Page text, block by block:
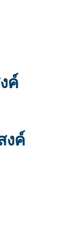
ค์
งค์